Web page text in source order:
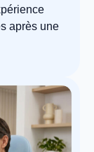
après une